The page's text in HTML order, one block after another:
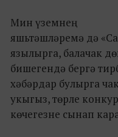
Мин үземнең
яшьтәшләремә дә
язылырга, балачак
бишегендә бергә
хәбәрдар булырга
укыгыз, төрле
көчегезне сынап